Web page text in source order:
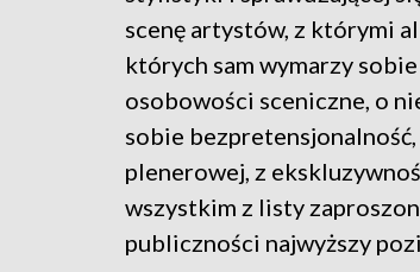
scenę artystów, z którymi
których sam wymarzy
osobowości sceniczne, o
sobie
plenerowej, z
wszystkim z listy
publiczności najwyższy